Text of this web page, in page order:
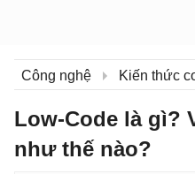
Công nghệ Kiến thức
Low-Code là gì?
như thế nào?